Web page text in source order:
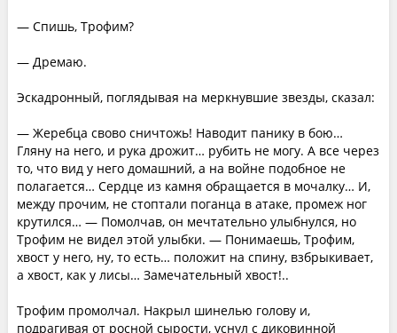
— Спишь, Трофим?
— Дремаю.
Эскадронный, поглядывая на меркнувшие звезды, сказал:
— Жеребца свово сничтожь! Наводит панику в бою…
Гляну на него, и рука дрожит… рубить не могу. А все через
то, что вид у него домашний, а на войне подобное не
полагается… Сердце из камня обращается в мочалку… И,
между прочим, не стоптали поганца в атаке, промеж ног
крутился… — Помолчав, он мечтательно улыбнулся, но
Трофим не видел этой улыбки. — Понимаешь, Трофим,
хвост у него, ну, то есть… положит на спину, взбрыкивает,
а хвост, как у лисы… Замечательный хвост!..
Трофим промолчал. Накрыл шинелью голову и,
подрагивая от росной сырости, уснул с диковинной